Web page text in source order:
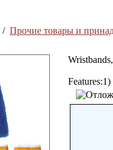
/ Прочие товары и